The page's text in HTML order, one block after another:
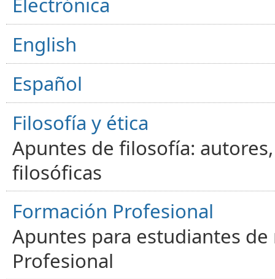
English
Español
Filosofía y ética
Apuntes de filosofía:
filosóficas
Formación Profesional
Apuntes para estudiantes
Profesional